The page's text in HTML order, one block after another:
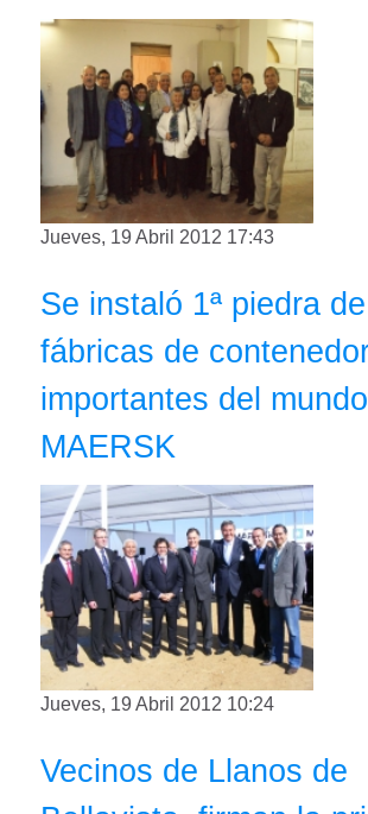
Jueves, 19 Abril 2012 17:43
Se instaló 1ª piedra
fábricas de
importantes del mundo
MAERSK
Jueves, 19 Abril 2012 10:24
Vecinos de Llanos de